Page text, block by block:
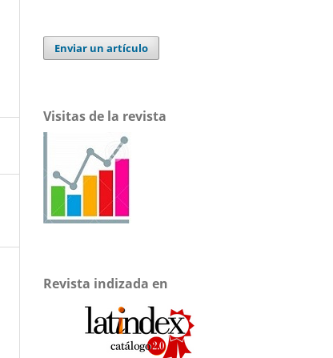
Enviar un artículo
Visitas de la revista
Revista indizada en